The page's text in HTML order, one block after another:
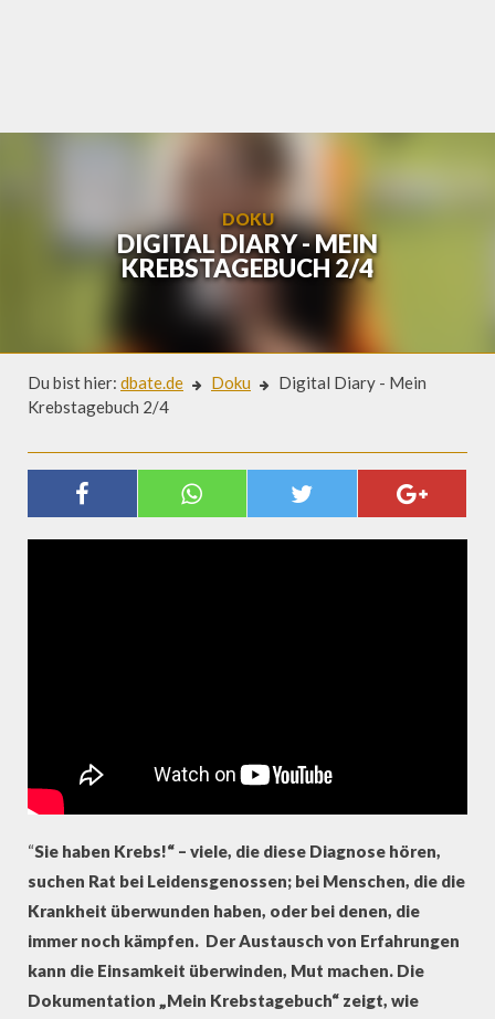
DOKU
DIGITAL DIARY - MEIN
KREBSTAGEBUCH 2/4
Du bist hier: dbate.de Doku
Digital Diary - Mein
Krebstagebuch 2/4
DIGITAL DIARY - MEIN
KREBSTAGEBUCH 2/4
“Sie haben Krebs!“ – viele, die diese Diagnose hören,
suchen Rat bei Leidensgenossen; bei Menschen, die die
Krankheit überwunden haben, oder bei denen, die
immer noch kämpfen. Der Austausch von Erfahrungen
kann die Einsamkeit überwinden, Mut machen. Die
Dokumentation „Mein Krebstagebuch“ zeigt, wie